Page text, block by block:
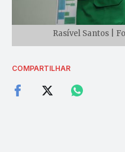
Rasível Santos |
COMPARTILHAR